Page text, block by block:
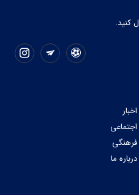
کنید.
اخبار
اجتماعی
فرهنگی
درباره ما